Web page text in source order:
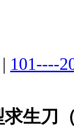
| 101----
生刀